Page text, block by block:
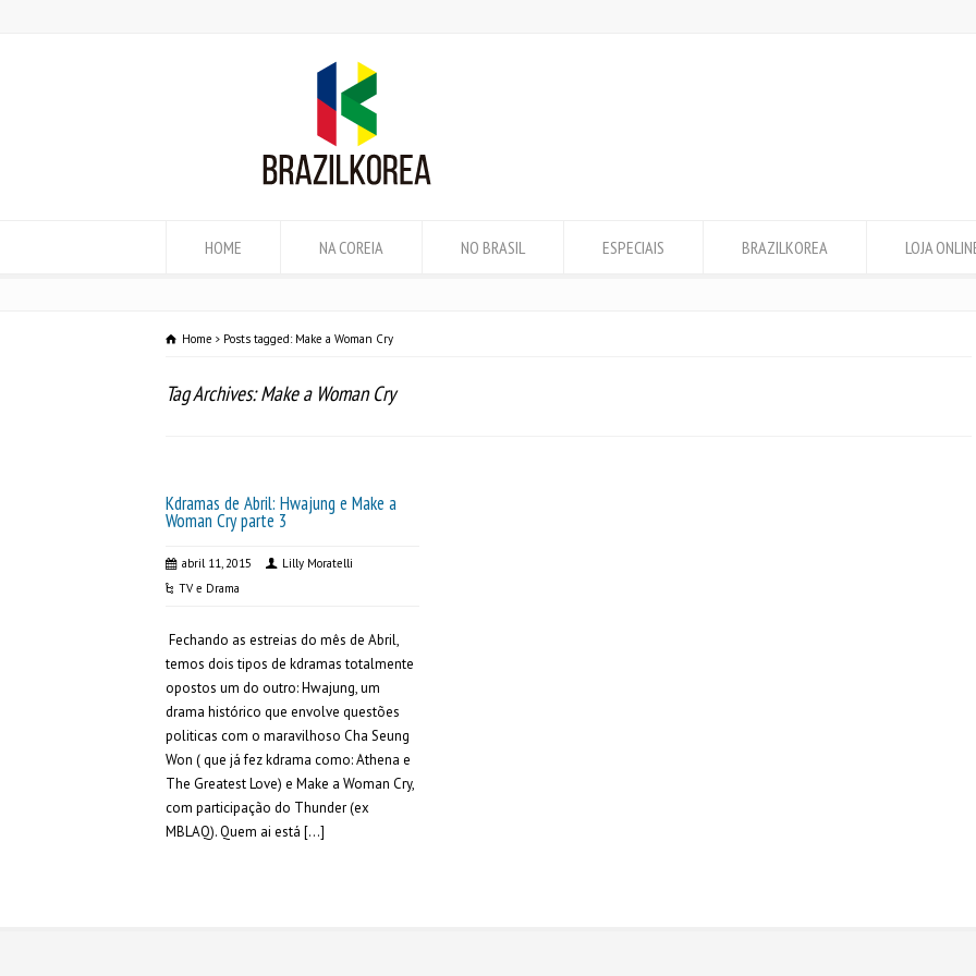
HOME NA COREIA NO BRASIL ESPECIAIS BRAZILKOREA LOJA
Home Posts tagged: Make a Woman Cry
Tag Archives: Make a Woman Cry
Kdramas de Abril: Hwajung e Make a
Woman Cry parte 3
abril 11, 2015
Lilly Moratelli
TV e Drama
Fechando as estreias do mês de Abril,
temos dois tipos de kdramas totalmente
opostos um do outro: Hwajung, um
drama histórico que envolve questões
politicas com o maravilhoso Cha Seung
Won ( que já fez kdrama como: Athena e
The Greatest Love) e Make a Woman Cry,
com participação do Thunder (ex
MBLAQ). Quem ai está […]